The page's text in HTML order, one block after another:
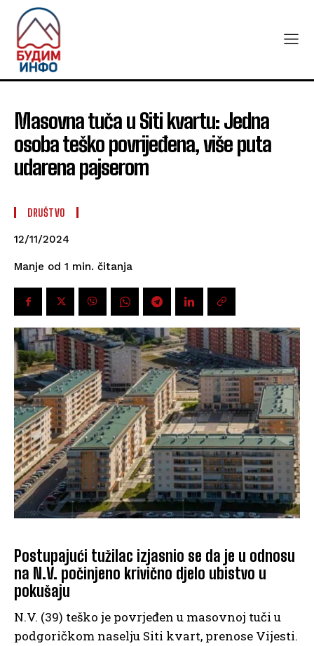
Masovna tuča u Siti kvartu: Jedna
osoba teško povrijeđena, više puta
udarena pajserom
DRUŠTVO
12/11/2024
Manje od 1 min. čitanja
Postupajući tužilac izjasnio se da je u odnosu
na N.V. počinjeno krivično djelo ubistvo u
pokušaju
N.V. (39) teško je povrjeđen u masovnoj tuči u
podgoričkom naselju Siti kvart, prenose Vijesti.